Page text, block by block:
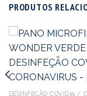
PRODUTOS